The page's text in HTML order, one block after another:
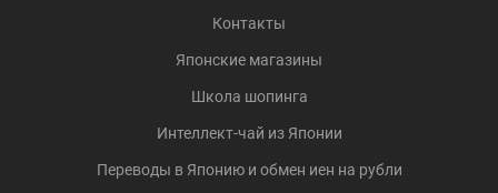
Контакты
Японские магазины
Школа шопинга
Интеллект-чай из Японии
Переводы в Японию и обмен иен на рубли